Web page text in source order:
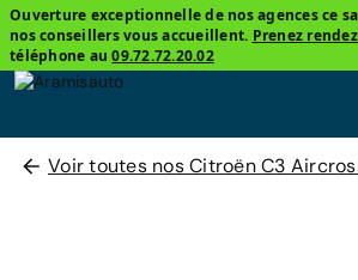
Ouverture exceptionnelle de nos agences ce
nos conseillers vous accueillent. Prenez
téléphone au09.72.72.20.02
Voir toutes nos Citroën C3